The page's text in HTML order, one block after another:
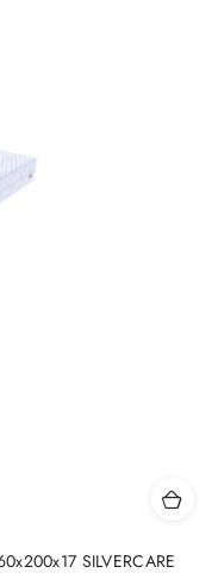
SILVERCARE